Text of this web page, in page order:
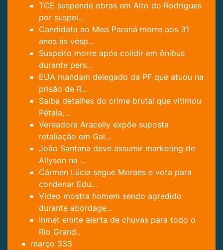
TCE suspende obras em Alto do Rodrigues
por suspei...
Candidata ao Miss Paraná morre aos 31
anos às vésp...
Suspeito morre após colidir em ônibus
durante pers...
EUA mandam delegado da PF que atuou na
prisão de R...
Saiba detalhes do crime brutal que vitimou
Pétala,...
Vereadora Aracelly expõe suposta
retaliação em Gal...
João Santana deve assumir marketing de
Allyson na ...
Cármen Lúcia segue Moraes e vota para
condenar Edu...
Vídeo mostra homem sendo agredido
durante abordage...
Inmet emite alerta de chuvas para todo o
Rio Grand...
março 333